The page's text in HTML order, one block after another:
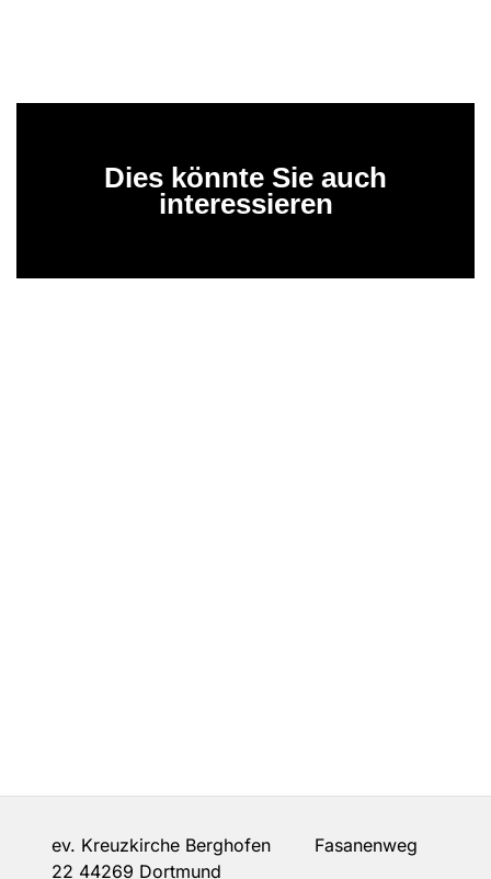
Dies könnte Sie auch
interessieren
ev. Kreuzkirche Berghofen Fasanenweg
22 44269 Dortmund